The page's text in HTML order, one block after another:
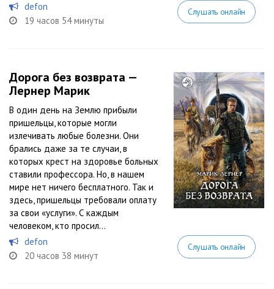
defon
19 часов 54 минуты
Слушать онлайн
Дорога без возврата —
Лернер Марик
В один день на Землю прибыли
пришельцы, которые могли
излечивать любые болезни. Они
брались даже за те случаи, в
которых крест на здоровье больных
ставили профессора. Но, в нашем
мире нет ничего бесплатного. Так и
здесь, пришельцы требовали оплату
за свои «услуги». С каждым
человеком, кто просил...
defon
20 часов 38 минут
Слушать онлайн